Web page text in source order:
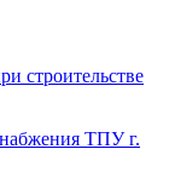
строительстве
ТПУ г.